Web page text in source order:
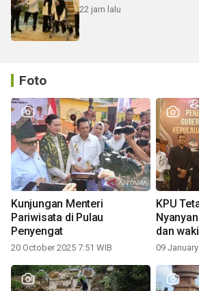
22 jam lalu
Foto
Kunjungan Menteri
Pariwisata di Pulau
Penyengat
20 October 2025 7:51 WIB
KPU
dan
periode
09